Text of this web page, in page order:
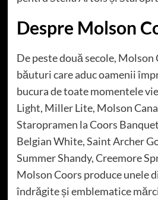
Despre Molson
De peste două secole, Molson
băuturi care aduc oamenii
bucura de toate momentele
Light, Miller Lite, Molson
Staropramen la Coors
Belgian White, Saint Archer
Summer Shandy, Creemore
Molson Coors produce unele
îndrăgite și emblematice